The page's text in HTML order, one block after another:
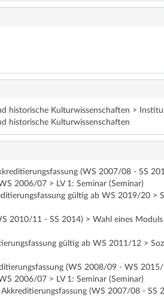
historische Kulturwissenschaften >
historische Kulturwissenschaften
(WS 2007/08 - SS
2006/07 > LV 1: Seminar (Seminar)
gültig ab WS 2019/20
2010/11 - SS 2014) > Wahl eines
gültig ab WS 2011/12 >
(WS 2008/09 - WS
2006/07 > LV 1: Seminar (Seminar)
(WS 2007/08 - SS